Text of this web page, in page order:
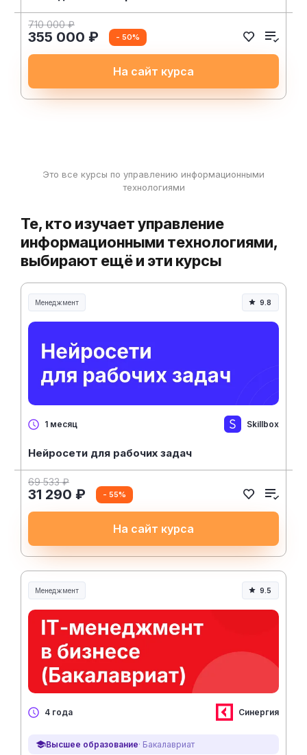
710 000 ₽
355 000 ₽ - 50%
На сайт курса
Это все курсы по управлению информационными
технологиями
Те, кто изучает управление
информационными технологиями,
выбирают ещё и эти курсы
Менеджмент
Менеджмент и управление
9.8
1 месяц Skillbox
Нейросети для рабочих задач
69 533 ₽
31 290 ₽ - 55%
На сайт курса
Менеджмент
Менеджмент и управление
9.5
4 года Синергия
Высшее образование· Бакалавриат